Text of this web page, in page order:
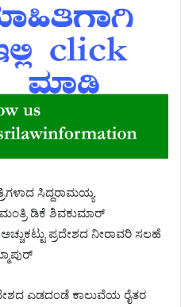
ಸಿದ್ದರಾಮಯ್ಯ
ಡಿಕೆ ಶಿವಕುಮಾರ್
ಪ್ರದೇಶದ ನೀರಾವರಿ ಸಲಹೆ
ಎಡದಂಡೆ ಕಾಲುವೆಯ ರೈತರ